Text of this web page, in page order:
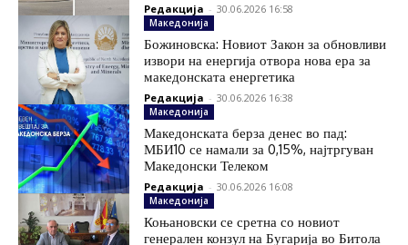
Редакција - 30.06.2026 16:58
Македонија
Божиновска: Новиот Закон за обновливи
извори на енергија отвора нова ера за
македонската енергетика
Редакција - 30.06.2026 16:38
Македонија
Македонската берза денес во пад:
МБИ10 се намали за 0,15%, најтргуван
Македонски Телеком
Редакција - 30.06.2026 16:08
Македонија
Коњановски се сретна со новиот
генерален конзул на Бугарија во Битола